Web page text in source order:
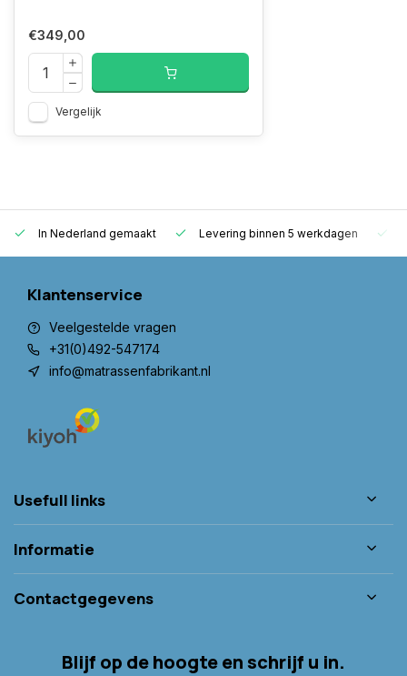
€349,00
Vergelijk
In Nederland gemaakt Levering binnen 5 werkdagen
Klantenservice
Veelgestelde vragen
+31(0)492-547174
info@matrassenfabrikant.nl
Usefull links
Informatie
Contactgegevens
Blijf op de hoogte en schrijf u in.